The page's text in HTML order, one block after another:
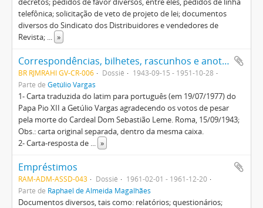
telefônica; solicitação de veto de projeto de lei; documentos
diversos do Sindicato dos Distribuidores e vendedores de
Revista; ... »
Correspondências, bilhetes, rascunhos e anotações diversas de Getúlio Vargas, algumas incompletas, sobre assuntos pessoais e políticos
BR RJMRAHI GV-CR-006 Dossiê
1943-09-15 - 1951-10-28
Parte de Getúlio Vargas
1- Carta traduzida do latim para português (em 19/07/1977) do
Papa Pio XII a Getúlio Vargas agradecendo os votos de pesar
pela morte do Cardeal Dom Sebastião Leme. Roma, 15/09/1943;
Obs.: carta original separada, dentro da mesma caixa.
2- Carta-resposta de ... »
Empréstimos
RAM-ADM-ASSD-043 Dossiê
1961-02-01 - 1961-12-20
Parte de Raphael de Almeida Magalhães
Documentos diversos, tais como: relatórios; questionários;